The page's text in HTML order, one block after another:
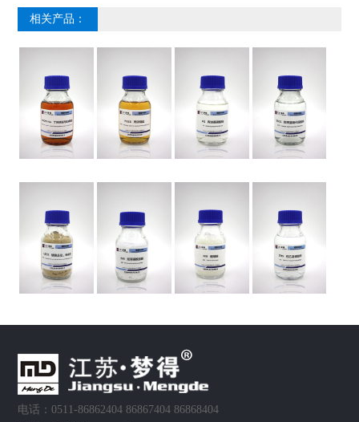
相关产品：
电话：0511-86862404 86867404 86868404